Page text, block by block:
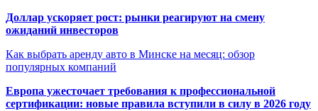
Доллар ускоряет рост: рынки реагируют на смену
ожиданий инвесторов
Как выбрать аренду авто в Минске на месяц: обзор
популярных компаний
Европа ужесточает требования к профессиональной
сертификации: новые правила вступили в силу в 2026 году